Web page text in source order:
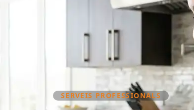
SERVEIS PROFESSIONALS